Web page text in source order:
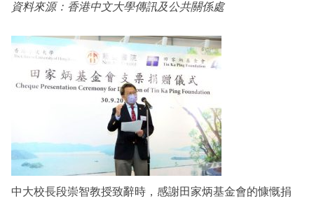
資料來源：香港中文大學傳訊及公共關係處
中大校長段崇智教授致辭時，感謝田家炳基金會的慷慨捐